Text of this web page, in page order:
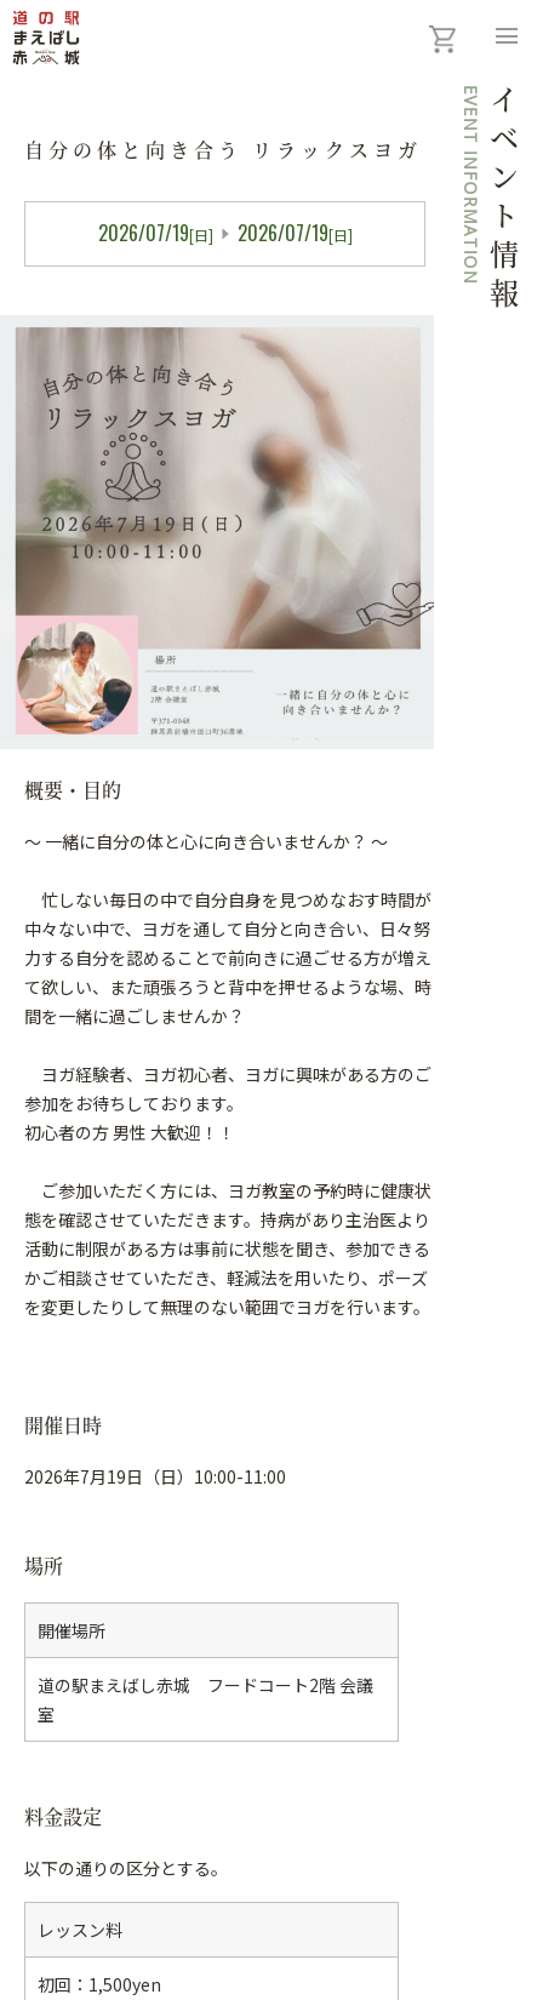
menu
自分の体と向き合う リラックスヨガ
2026/07/19[日] 2026/07/19[日]
概要・目的
～ 一緒に自分の体と心に向き合いませんか？ ～
忙しない毎日の中で自分自身を見つめなおす時間が
中々ない中で、ヨガを通して自分と向き合い、日々努
力する自分を認めることで前向きに過ごせる方が増え
て欲しい、また頑張ろうと背中を押せるような場、時
間を一緒に過ごしませんか？
ヨガ経験者、ヨガ初心者、ヨガに興味がある方のご
参加をお待ちしております。
初心者の方 男性 大歓迎！！
ご参加いただく方には、ヨガ教室の予約時に健康状
態を確認させていただきます。持病があり主治医より
活動に制限がある方は事前に状態を聞き、参加できる
かご相談させていただき、軽減法を用いたり、ポーズ
を変更したりして無理のない範囲でヨガを行います。
開催日時
2026年7月19日（日）10:00-11:00
場所
開催場所
道の駅まえばし赤城 フードコート2階 会議
室
料金設定
以下の通りの区分とする。
レッスン料
初回：1,500yen
イベント情報
EVENT INFORMATION